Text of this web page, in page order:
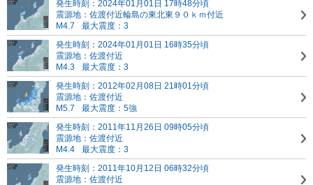
発生時刻：2024年01月01日 17時48分頃
震源地：佐渡付近輪島の東北東９０ｋｍ付近
M4.7
最大震度：3
発生時刻：2024年01月01日 16時35分頃
震源地：佐渡付近
M4.3
最大震度：3
発生時刻：2012年02月08日 21時01分頃
震源地：佐渡付近
M5.7
最大震度：5強
発生時刻：2011年11月26日 09時05分頃
震源地：佐渡付近
M4.4
最大震度：3
発生時刻：2011年10月12日 06時32分頃
震源地：佐渡付近